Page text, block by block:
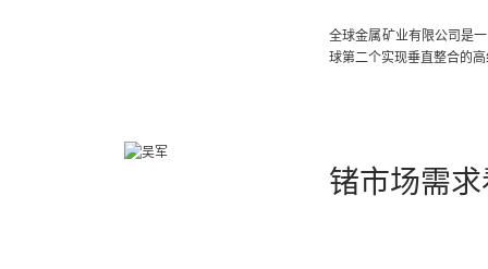
全球金属矿业有限公司是
球第二个实现垂直整合的
锗市场需